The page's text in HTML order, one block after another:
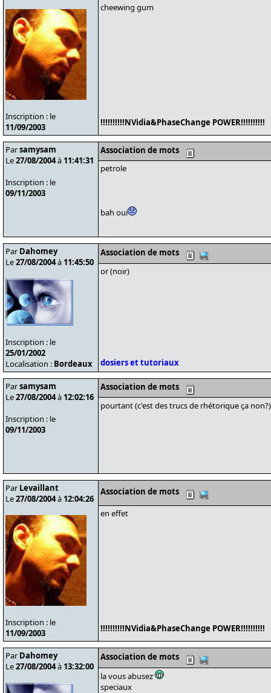
Inscription : le
11/09/2003
cheewing gum
!!!!!!!!!!NVidia&PhaseChange POWER!!!!!!!!!!
Parsamysam
Le27/08/2004à 11:41:31
Inscription : le
09/11/2003
Association de mots
petrole
bah oui
Par Dahomey
Le27/08/2004à 11:45:50
Inscription : le
25/01/2002
Localisation : Bordeaux
Association de mots
or (noir)
dosiers et tutoriaux
Parsamysam
Le27/08/2004à 12:02:16
Inscription : le
09/11/2003
Association de mots
pourtant (c'est des trucs de rhétorique ça
Par Levaillant
Le27/08/2004à 12:04:26
Inscription : le
11/09/2003
Association de mots
en effet
!!!!!!!!!!NVidia&PhaseChange POWER!!!!!!!!!!
Par Dahomey
Le27/08/2004à 13:32:00
Association de mots
la vous abusez
speciaux